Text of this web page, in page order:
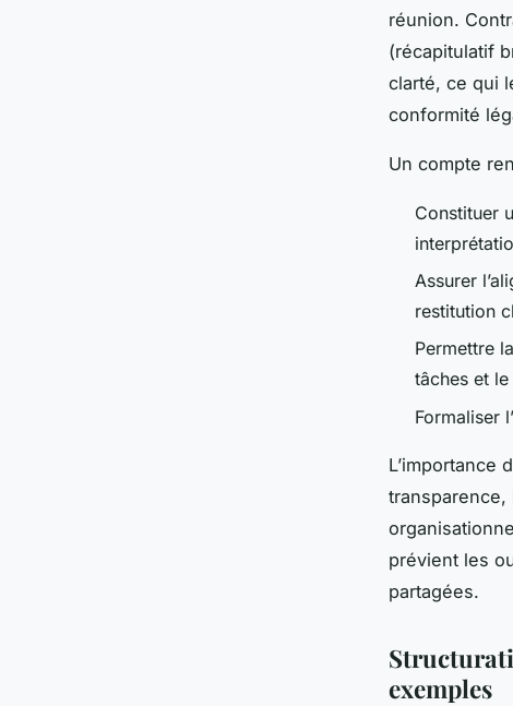
réunion.
(récapitulatif
clarté, ce qui
conformité
Un compte
Constituer
Assurer
restitution
Permettre
tâches et
Formaliser
L’importance
prévient les
partagées.
exemples